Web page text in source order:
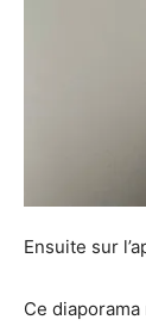
Ensuite sur
Ce